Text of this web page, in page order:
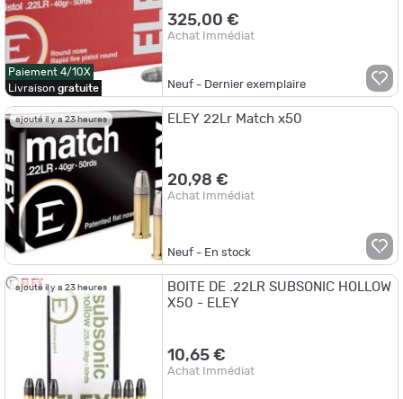
Paiement 4/10X
Livraison gratuite
325,00 €
Achat Immédiat
Neuf - Dernier exemplaire
ajouté il y a 23 heures ELEY 22Lr Match x50
20,98 €
Achat Immédiat
Neuf - En stock
ajouté il y a 23 heures
BOITE DE .22LR SUBSONIC HOLLOW
X50 - ELEY
10,65 €
Achat Immédiat